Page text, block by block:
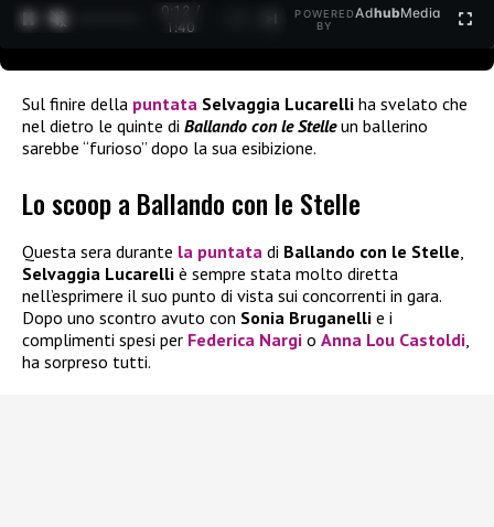
0:13 /
1:40
POWERED
BY
AdhubMedia
Sul finire della puntata Selvaggia Lucarelli ha svelato che
nel dietro le quinte di Ballando con le Stelleun ballerino
sarebbe “furioso” dopo la sua esibizione.
Lo scoop a Ballando con le Stelle
Questa sera durante la puntata di Ballando con le Stelle,
Selvaggia Lucarelli è sempre stata molto diretta
nell’esprimere il suo punto di vista sui concorrenti in gara.
Dopo uno scontro avuto con Sonia Bruganelli e i
complimenti spesi per Federica Nargi o Anna Lou Castoldi,
ha sorpreso tutti.